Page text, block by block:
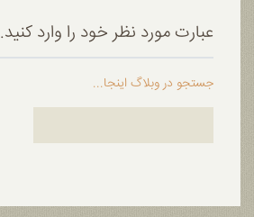
عبارت مورد نظر خود را وارد کنید.
جستجو در وبلاگ اینجا...